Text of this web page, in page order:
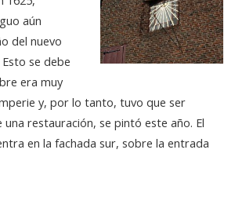
aún
del nuevo
se debe
era muy
y, por lo tanto, tuvo que ser
restauración, se pintó este año. El
en la fachada sur, sobre la entrada